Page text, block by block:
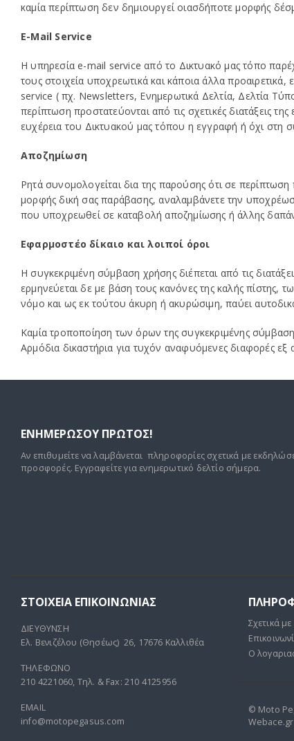
καμία περίπτωση δεν δημιουργεί οιασδήποτε μορφής
E-Mail Service
H υπηρεσία e-mail service από το Δικτυακό μας τόπο
τους στοιχεία υποχρεωτικά και κάποια άλλα
service ( πχ. Newsletters, Ενημερωτικά Δελτία, Δελτία
περίπτωση προστατεύονται από τις σχετικές διατάξεις
ευχέρεια του Δικτυακού μας τόπου η εγγραφή ή όχι στη
Αποζημίωση
Ρητά συνομολογείται δια της παρούσης ότι σε
μορφής δική σας παράβασης, αναλαμβάνετε την
που υποχρεωθεί σε καταβολή αποζημίωσης ή άλλης
Εφαρμοστέο δίκαιο και λοιποί όροι
Η συγκεκριμένη σύμβαση χρήσης διέπεται από τις
ερμηνεύεται δε με βάση τους κανόνες της καλής πίστης,
νόμο και ως εκ τούτου άκυρη ή ακυρώσιμη, παύει
Καμία τροποποίηση των όρων της συγκεκριμένης
Αρμόδια δικαστήρια για τυχόν αναφυόμενες διαφορές
ΕΝΗΜΕΡΩΣΟΥ ΠΡΩΤΟΣ!
Αν επιθυμείτε να λαμβάνεται πληροφορίες σχετικά με
προσφορές. Εγγραφείτε για ενημερωτικό δελτίο σήμερα.
ΣΤΟΙΧΕΊΑ ΕΠΙΚΟΙΝΩΝΊΑΣ
ΔΙΕΥΘΥΝΣΗ
Ελ. Βενιζέλου (Θησέως) 26, 17676 Καλλιθέα
ΤΗΛΕΦΩΝΟ
210 4221060, Τηλ. & Fax: 210 4125956
EMAIL
info@motopegasus.com
Σχετικά
Ο
© Moto
Webace.gr